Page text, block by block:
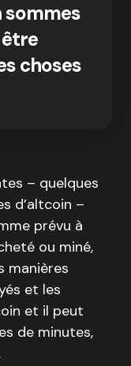
sommes
être
choses
– quelques
d’altcoin –
prévu à
ou miné,
manières
et les
et il peut
de minutes,